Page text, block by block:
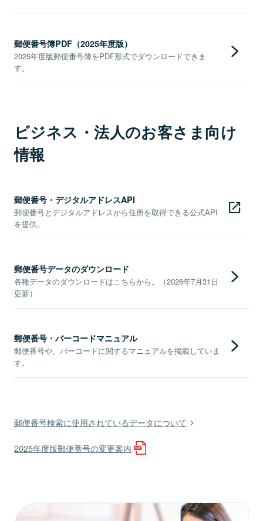
郵便番号簿PDF（2025年度版）
2025年度版郵便番号簿をPDF形式でダウンロードできま
す。
ビジネス・法人のお客さま向け
情報
郵便番号・デジタルアドレスAPI
郵便番号とデジタルアドレスから住所を取得できる公式API
を提供。
郵便番号データのダウンロード
各種データのダウンロードはこちらから。（2026年7月31日
更新）
郵便番号・バーコードマニュアル
郵便番号や、バーコードに関するマニュアルを掲載していま
す。
郵便番号検索に使用されているデータについて
2025年度版郵便番号の変更案内